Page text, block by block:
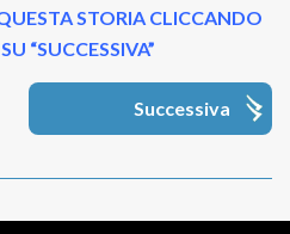
STORIA CLICCANDO
“SUCCESSIVA”
Successiva